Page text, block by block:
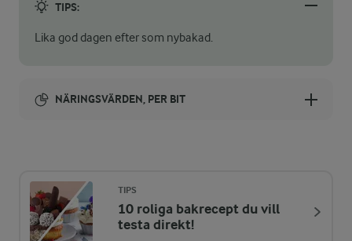
TIPS:
Lika god dagen efter som nybakad.
NÄRINGSVÄRDEN, PER BIT
ENERGIDISTRIBUTION %
NÄRINGSVÄRDEN PER BIT
TIPS
10 roliga bakrecept du vill
testa direkt!